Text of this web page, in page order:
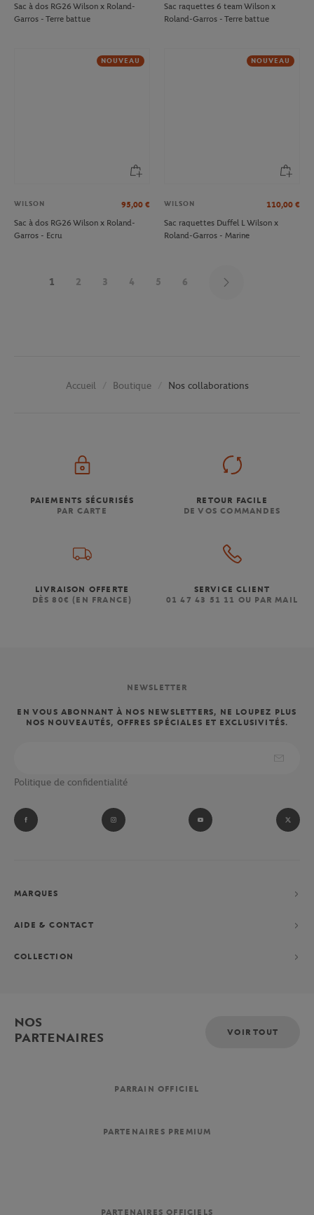
Sac à dos RG26 Wilson x Roland-
Garros - Terre battue
Sac raquettes 6 team Wilson x
Roland-Garros - Terre battue
NOUVEAU
WILSON 95,00 €
Sac à dos RG26 Wilson x Roland-
Garros - Ecru
NOUVEAU
WILSON 110,00 €
Sac raquettes Duffel L Wilson x
Roland-Garros - Marine
1 2 3 4 5 6
Accueil Boutique Nos collaborations
PAIEMENTS SÉCURISÉS
PAR CARTE
RETOUR FACILE
DE VOS COMMANDES
LIVRAISON OFFERTE
DÈS 80€ (EN FRANCE)
SERVICE CLIENT
01 47 43 51 11 OU PAR MAIL
NEWSLETTER
EN VOUS ABONNANT À NOS NEWSLETTERS, NE LOUPEZ PLUS
NOS NOUVEAUTÉS, OFFRES SPÉCIALES ET EXCLUSIVITÉS.
Politique de confidentialité
MARQUES
AIDE & CONTACT
COLLECTION
NOS
PARTENAIRES
VOIR TOUT
PARRAIN OFFICIEL